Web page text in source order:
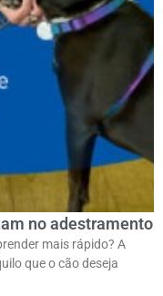
no adestramento
mais rápido? A
que o cão deseja